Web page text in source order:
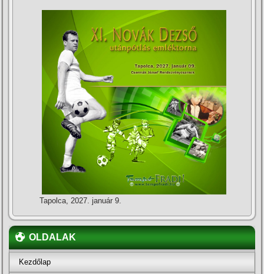
Tapolca, 2027. január 9.
OLDALAK
Kezdőlap